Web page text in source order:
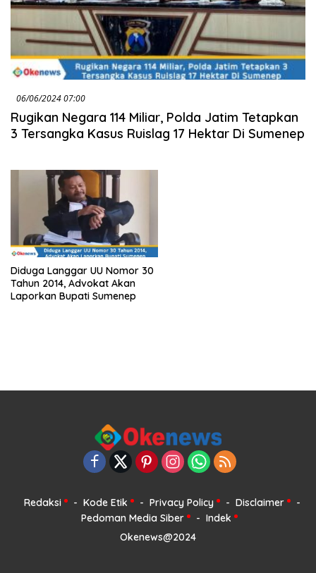
06/06/2024 07:00
Rugikan Negara 114 Miliar, Polda Jatim Tetapkan
3 Tersangka Kasus Ruislag 17 Hektar Di Sumenep
Diduga Langgar UU Nomor 30
Tahun 2014, Advokat Akan
Laporkan Bupati Sumenep
Redaksi Kode Etik Privacy Policy
Disclaimer
Pedoman Media Siber
Indek
Okenews@2024